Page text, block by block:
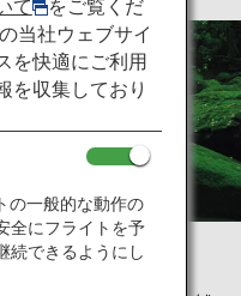
白谷雲水峡は標高
て
をご覧くだ
当社ウェブサイ
を快適にご利用
を収集しており
の一般的な動作の
全にフライトを予
続できるようにし